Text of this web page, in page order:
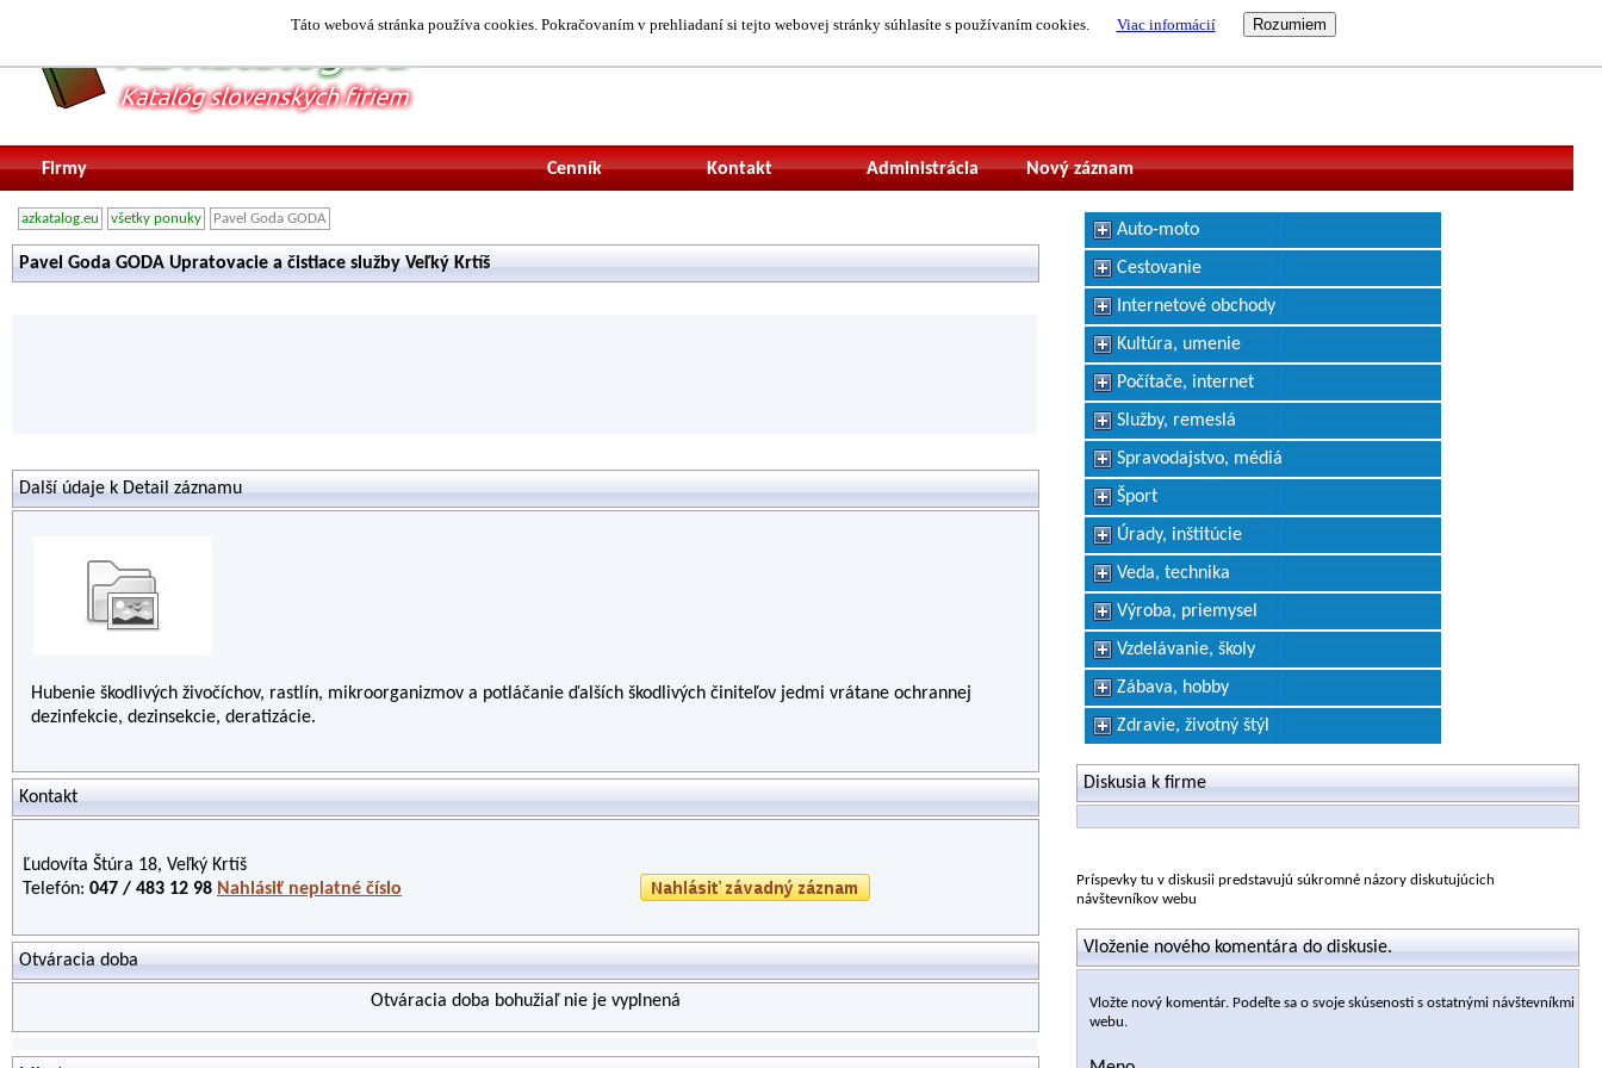
Táto webová stránka používa cookies. Pokračovaním v prehliadaní si tejto webovej stránky súhlasíte s používaním cookies. Viac informácií
Firmy Nový záznam
Administrácia
Kontakt
Cenník
azkatalog.eu všetky ponuky Pavel Goda GODA
Pavel Goda GODA Upratovacie a čistiace služby Veľký Krtíš
Další údaje k Detail záznamu
Hubenie škodlivých živočíchov, rastlín, mikroorganizmov a potláčanie ďalších škodlivých činiteľov jedmi vrátane ochrannej
dezinfekcie, dezinsekcie, deratizácie.
Kontakt
Ľudovíta Štúra 18, Veľký Krtíš
Telefón: 047 / 483 12 98 Nahlásiť neplatné číslo
Otváracia doba
Otváracia doba bohužiaľ nie je vyplnená
Auto-moto
Cestovanie
Internetové obchody
Kultúra, umenie
Počítače, internet
Služby, remeslá
Spravodajstvo, médiá
Šport
Úrady, inštitúcie
Veda, technika
Výroba, priemysel
Vzdelávanie, školy
Zábava, hobby
Zdravie, životný štýl
Diskusia k firme
Príspevky tu v diskusii predstavujú súkromné názory diskutujúcich
návštevníkov webu
Vloženie nového komentára do diskusie.
Vložte nový komentár. Podeľte sa o svoje skúsenosti s ostatnými návštevníkmi
webu.